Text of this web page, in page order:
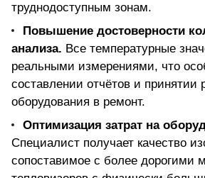
труднодоступным зонам.
Повышение достоверности
анализа. Все температурные
реальными измерениями, что
составлении отчётов и
оборудования в ремонт.
Оптимизация затрат на
Специалист получает качество
сопоставимое с более дорогими